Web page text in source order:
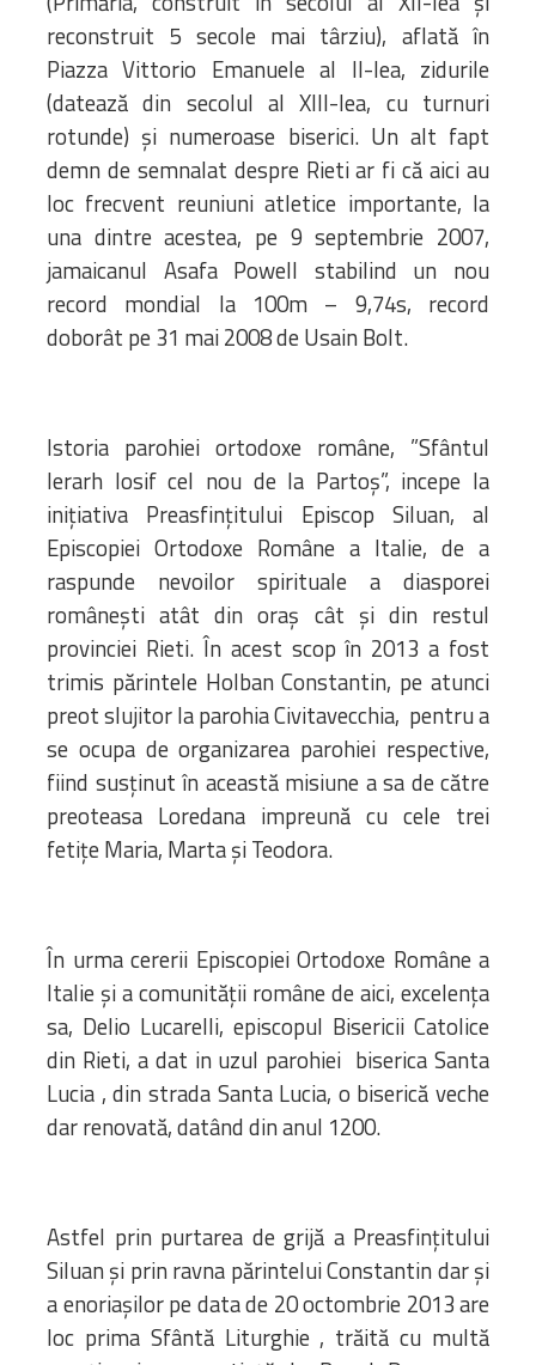
reconstruit 5 secole mai târziu), aflată în
Piazza Vittorio Emanuele al II-lea, zidurile
(datează din secolul al XIII-lea, cu turnuri
rotunde) şi numeroase biserici. Un alt fapt
demn de semnalat despre Rieti ar fi că aici au
loc frecvent reuniuni atletice importante, la
una dintre acestea, pe 9 septembrie 2007,
jamaicanul Asafa Powell stabilind un nou
record mondial la 100m – 9,74s, record
doborât pe 31 mai 2008 de Usain Bolt.
Istoria parohiei ortodoxe române, ”Sfântul
Ierarh Iosif cel nou de la Partoș”, incepe la
inițiativa Preasfințitului Episcop Siluan, al
Episcopiei Ortodoxe Române a Italie, de a
raspunde nevoilor spirituale a diasporei
românești atât din oraș cât și din restul
provinciei Rieti. În acest scop în 2013 a fost
trimis părintele Holban Constantin, pe atunci
preot slujitor la parohia Civitavecchia, pentru a
se ocupa de organizarea parohiei respective,
fiind susținut în această misiune a sa de către
preoteasa Loredana impreună cu cele trei
fetițe Maria, Marta și Teodora.
În urma cererii Episcopiei Ortodoxe Române a
Italie și a comunității române de aici, excelența
sa, Delio Lucarelli, episcopul Bisericii Catolice
din Rieti, a dat in uzul parohiei biserica Santa
Lucia , din strada Santa Lucia, o biserică veche
dar renovată, datând din anul 1200.
Astfel prin purtarea de grijă a Preasfințitului
Siluan și prin ravna părintelui Constantin dar și
a enoriașilor pe data de 20 octombrie 2013 are
loc prima Sfântă Liturghie , trăită cu multă